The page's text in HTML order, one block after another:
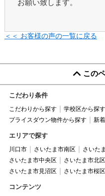
お願い致します。
＜＜ お客様の声の一覧に戻る
この
こだわり条件
こだわりから探す 学校区から探す
プライスダウン物件から探す
新
エリアで探す
川口市 さいたま市南区 さいた
さいたま市中央区
さいたま市北区
さいたま市見沼区
さいたま市桜区
コンテンツ